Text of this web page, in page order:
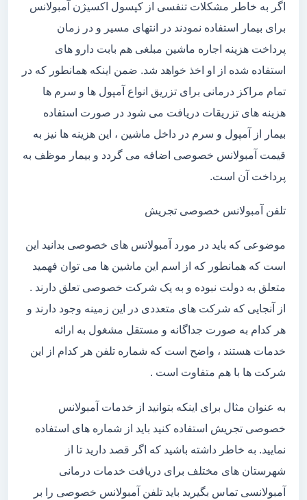
اگر به خاطر مشکلات تنفسی از کپسول اکسیژن آمبولانس
برای بیمار استفاده نمودند در انتهای مسیر و در زمان
پرداخت هزینه اجاره ماشین مبلغی هم بابت دارو های
استفاده شده از او اخذ خواهد شد. ضمن اینکه همانطور که در
تمام مراکز درمانی برای تزریق انواع آمپول ها و سرم ها
هزینه های تزریقات دریافت می شود در صورت استفاده
بیمار از آمپول و سرم در داخل ماشین ، این هزینه ها نیز به
قیمت آمبولانس خصوصی اضافه می گردد و بیمار موظف به
پرداخت آن است.
تلفن آمبولانس خصوصی تجریش
موضوعی که باید در مورد آمبولانس های خصوصی بدانید این
است که همانطور که از اسم این ماشین ها می توان فهمید
متعلق به دولت نبوده و به یک شرکت خصوصی تعلق دارند .
از آنجایی که شرکت های متعددی در این زمینه وجود دارند و
هر کدام به صورت جداگانه و مستقل مشغول به ارائه
خدمات هستند ، واضح است که شماره تلفن هر کدام از این
شرکت ها با هم متفاوت است .
به عنوان مثال برای اینکه بتوانید از خدمات آمبولانس
خصوصی تجریش استفاده کنید باید از شماره های استفاده
نمایید. به خاطر داشته باشید که اگر قصد دارید تا از
شهرستان های مختلف برای دریافت خدمات درمانی
آمبولانسی تماس بگیرید باید تلفن آمبولانس خصوصی را بر